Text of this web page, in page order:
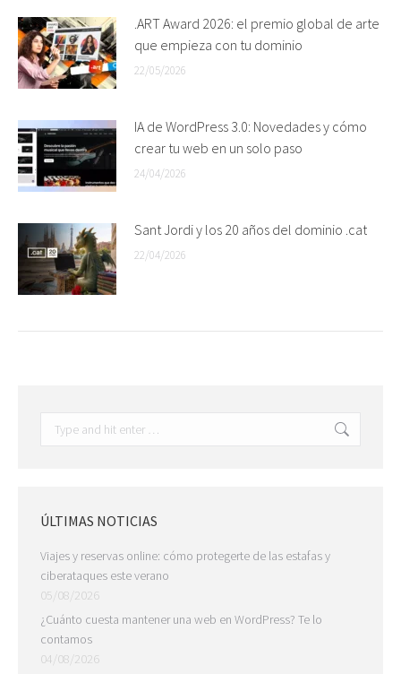
.ART Award 2026: el premio global de arte
que empieza con tu dominio
22/05/2026
IA de WordPress 3.0: Novedades y cómo
crear tu web en un solo paso
24/04/2026
Sant Jordi y los 20 años del dominio .cat
22/04/2026
ÚLTIMAS NOTICIAS
Viajes y reservas online: cómo protegerte de las estafas y
ciberataques este verano
05/08/2026
¿Cuánto cuesta mantener una web en WordPress? Te lo
contamos
04/08/2026